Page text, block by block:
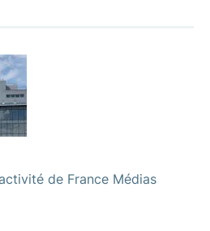
de France Médias